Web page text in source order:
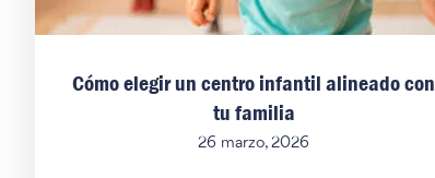
Cómo elegir un centro infantil alineado con
tu familia
26 marzo, 2026